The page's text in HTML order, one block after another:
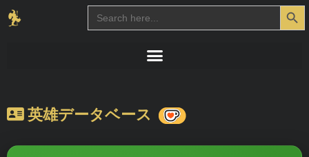
Search
for:
Search Button
英雄データベース